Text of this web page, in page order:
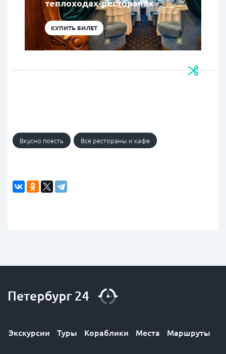
теплоходах-ресторанах
КУПИТЬ БИЛЕТ
Вкусно поесть Все рестораны и кафе
Экскурсии Туры Кораблики Места Маршруты